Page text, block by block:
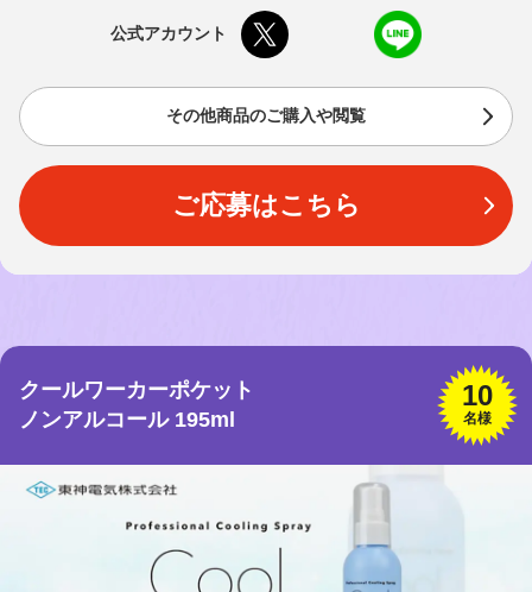
公式アカウント
その他商品のご購入や閲覧
ご応募はこちら
クールワーカーポケット
ノンアルコール 195ml
10
名様